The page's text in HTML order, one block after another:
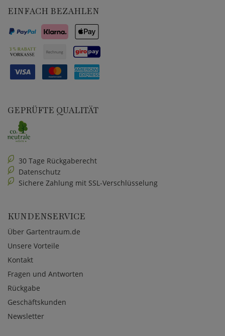
EINFACH BEZAHLEN
GEPRÜFTE QUALITÄT
30 Tage Rückgaberecht
Datenschutz
Sichere Zahlung mit SSL-Verschlüsselung
KUNDENSERVICE
Über Gartentraum.de
Unsere Vorteile
Kontakt
Fragen und Antworten
Rückgabe
Geschäftskunden
Newsletter